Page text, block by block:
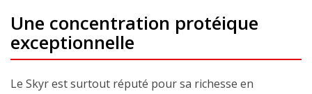
Une concentration protéique
exceptionnelle
Le Skyr est surtout réputé pour sa richesse en